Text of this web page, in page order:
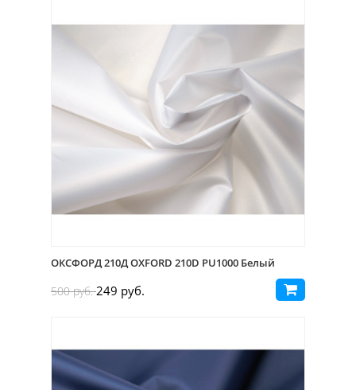
ОКСФОРД 210Д OXFORD 210D PU1000 Белый
500 руб.249 руб.